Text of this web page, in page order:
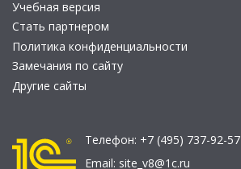
Учебная версия
Стать партнером
Политика конфиденциальности
Замечания по сайту
Другие сайты
Телефон: +7 (495) 737-92-57
Email: site_v8@1c.ru